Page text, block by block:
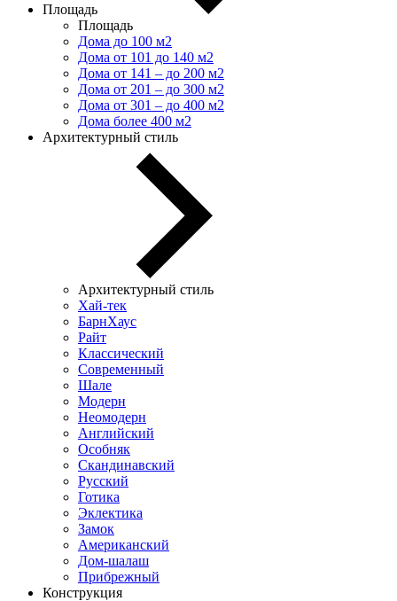
Площадь
Площадь
Дома до 100 м2
Дома от 101 до 140 м2
Дома от 141 – до 200 м2
Дома от 201 – до 300 м2
Дома от 301 – до 400 м2
Дома более 400 м2
Архитектурный стиль
Архитектурный стиль
Хай-тек
БарнХаус
Райт
Классический
Современный
Шале
Модерн
Неомодерн
Английский
Особняк
Скандинавский
Русский
Готика
Эклектика
Замок
Американский
Дом-шалаш
Прибрежный
Конструкция